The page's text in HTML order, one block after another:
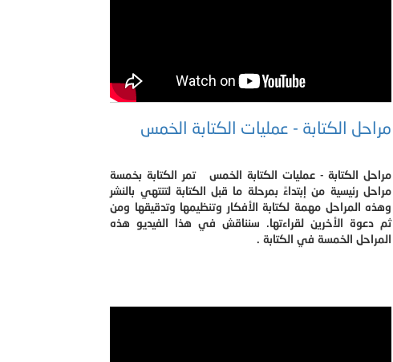
مراحل الكتابة - عمليات الكتابة الخمس
مراحل الكتابة - عمليات الكتابة الخمس تمر الكتابة بخمسة
مراحل رئيسية من إبتداءً بمرحلة ما قبل الكتابة لتنتهي بالنشر
وهذه المراحل مهمة لكتابة الأفكار وتنظيمها وتدقيقها ومن
ثم دعوة الأخرين لقراءتها. سنناقش في هذا الفيديو هذه
المراحل الخمسة في الكتابة .